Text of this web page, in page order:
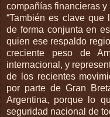
compañías financieras y
“También es clave
de forma conjunta en
quien ese respaldo
creciente peso de
internacional, y
de los recientes
por parte de Gran
Argentina, porque lo
seguridad nacional de